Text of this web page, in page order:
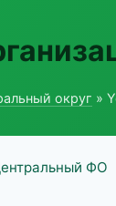
округ »
ФО